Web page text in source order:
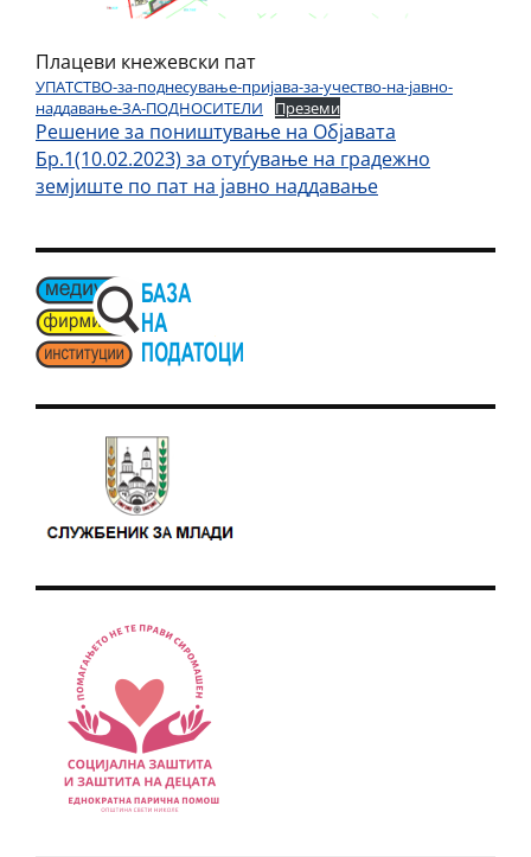
Плацеви кнежевски пат
УПАТСТВО-за-поднесување-пријава-за-учество-на-јавно-
наддавање-ЗА-ПОДНОСИТЕЛИ
Преземи
Решение за поништување на Објавата
Бр.1(10.02.2023) за отуѓување на градежно
земјиште по пат на јавно наддавање